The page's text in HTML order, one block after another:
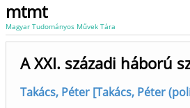
mtmt
Magyar Tudományos Művek Tára
A XXI. századi háború
Takács, Péter [Takács, Péter